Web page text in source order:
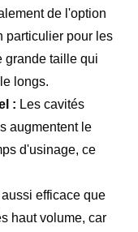
de l'option
particulier pour les
grande taille qui
longs.
: Les cavités
augmentent le
d'usinage, ce
efficace que
haut volume, car